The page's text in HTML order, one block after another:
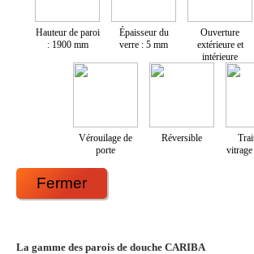
Hauteur de paroi
: 1900 mm
Épaisseur du
verre : 5 mm
Ouverture
extérieure et
intérieure
Vérouilage de
porte
Réversible
Fermer
La gamme des parois de douche CARIBA